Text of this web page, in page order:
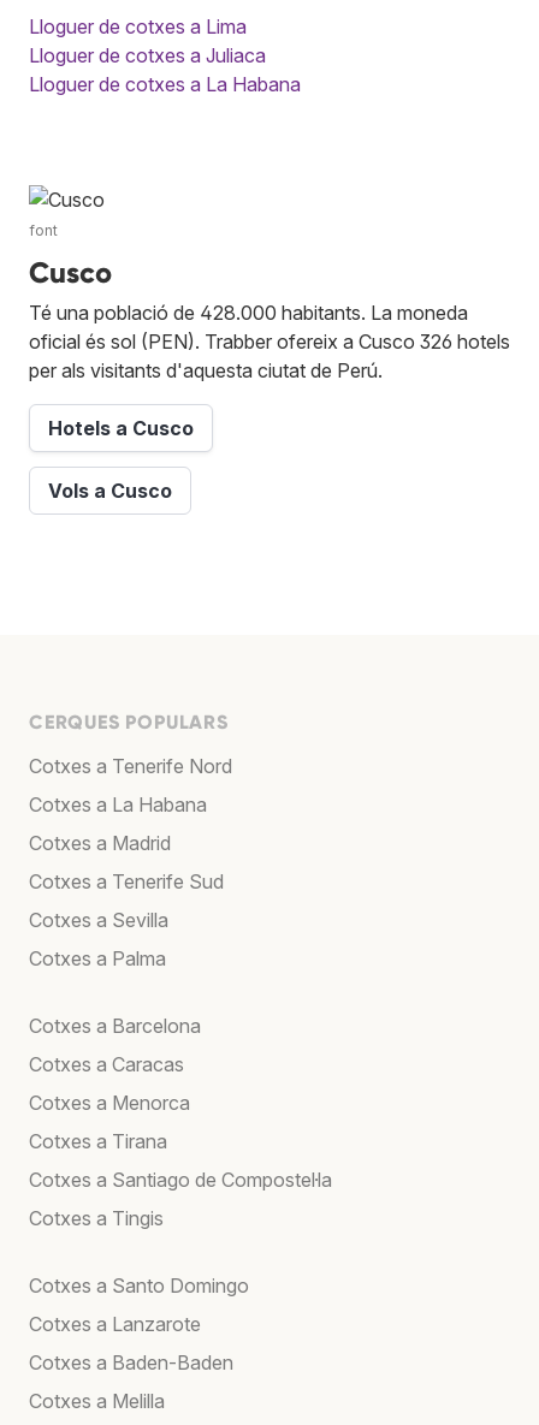
Lloguer de cotxes a Lima
Lloguer de cotxes a Juliaca
Lloguer de cotxes a La Habana
font
Cusco
Té una població de 428.000 habitants. La moneda
oficial és sol (PEN). Trabber ofereix a Cusco 326 hotels
per als visitants d'aquesta ciutat de Perú.
Hotels a Cusco
Vols a Cusco
CERQUES POPULARS
Cotxes a Tenerife Nord
Cotxes a La Habana
Cotxes a Madrid
Cotxes a Tenerife Sud
Cotxes a Sevilla
Cotxes a Palma
Cotxes a Barcelona
Cotxes a Caracas
Cotxes a Menorca
Cotxes a Tirana
Cotxes a Santiago de Compostel·la
Cotxes a Tingis
Cotxes a Santo Domingo
Cotxes a Lanzarote
Cotxes a Baden-Baden
Cotxes a Melilla